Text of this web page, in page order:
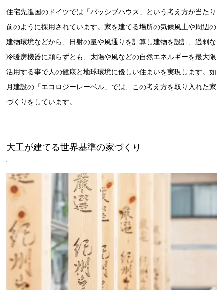
住宅先進国のドイツでは「パッシブハウス」という考え方が当たり
前のように採用されています。家を建てる場所の気候風土や周辺の
建物環境などから、日射の量や風通りを計算し建物を設計、過剰な
冷暖房機器に頼らずとも、太陽や風などの自然エネルギーを最大限
活用する事で人の健康と地球環境に優しい住まいを実現します。如
月建設の「エコロジーレーベル」では、この考え方を取り入れた家
づくりをしています。
大工が建てる世界基準の家づくり